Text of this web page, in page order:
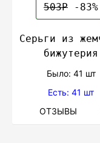
503Р -83%
Серьги из
бижутерия
Было: 41 шт
Есть: 41 шт
ОТЗЫВЫ